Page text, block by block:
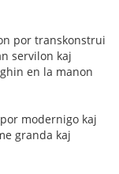
por transkonstrui
servilon kaj
en la manon
modernigo kaj
granda kaj